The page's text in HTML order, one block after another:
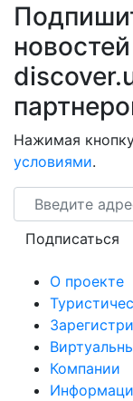
Нажимая
условиями.
Email
Подписаться
О проекте
Компании